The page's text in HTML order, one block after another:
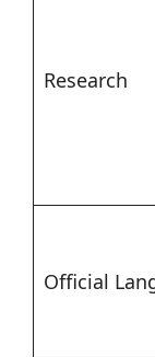
Research
Official